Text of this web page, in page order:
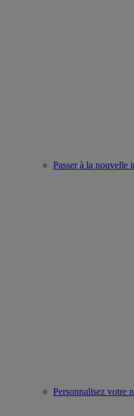
Passer à la nouvelle
Personnalisez votre